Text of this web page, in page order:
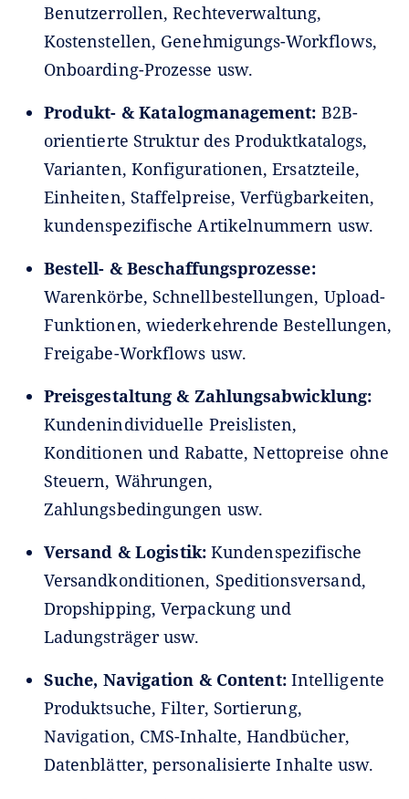
Benutzerrollen, Rechteverwaltung,
Kostenstellen, Genehmigungs-Workflows,
Onboarding-Prozesse usw.
Produkt- & Katalogmanagement: B2B-
orientierte Struktur des Produktkatalogs,
Varianten, Konfigurationen, Ersatzteile,
Einheiten, Staffelpreise, Verfügbarkeiten,
kundenspezifische Artikelnummern usw.
Bestell- & Beschaffungsprozesse:
Warenkörbe, Schnellbestellungen, Upload-
Funktionen, wiederkehrende Bestellungen,
Freigabe-Workflows usw.
Preisgestaltung & Zahlungsabwicklung:
Kundenindividuelle Preislisten,
Konditionen und Rabatte, Nettopreise ohne
Steuern, Währungen,
Zahlungsbedingungen usw.
Versand & Logistik:Kundenspezifische
Versandkonditionen, Speditionsversand,
Dropshipping, Verpackung und
Ladungsträger usw.
Suche, Navigation & Content:Intelligente
Produktsuche, Filter, Sortierung,
Navigation, CMS-Inhalte, Handbücher,
Datenblätter, personalisierte Inhalte usw.